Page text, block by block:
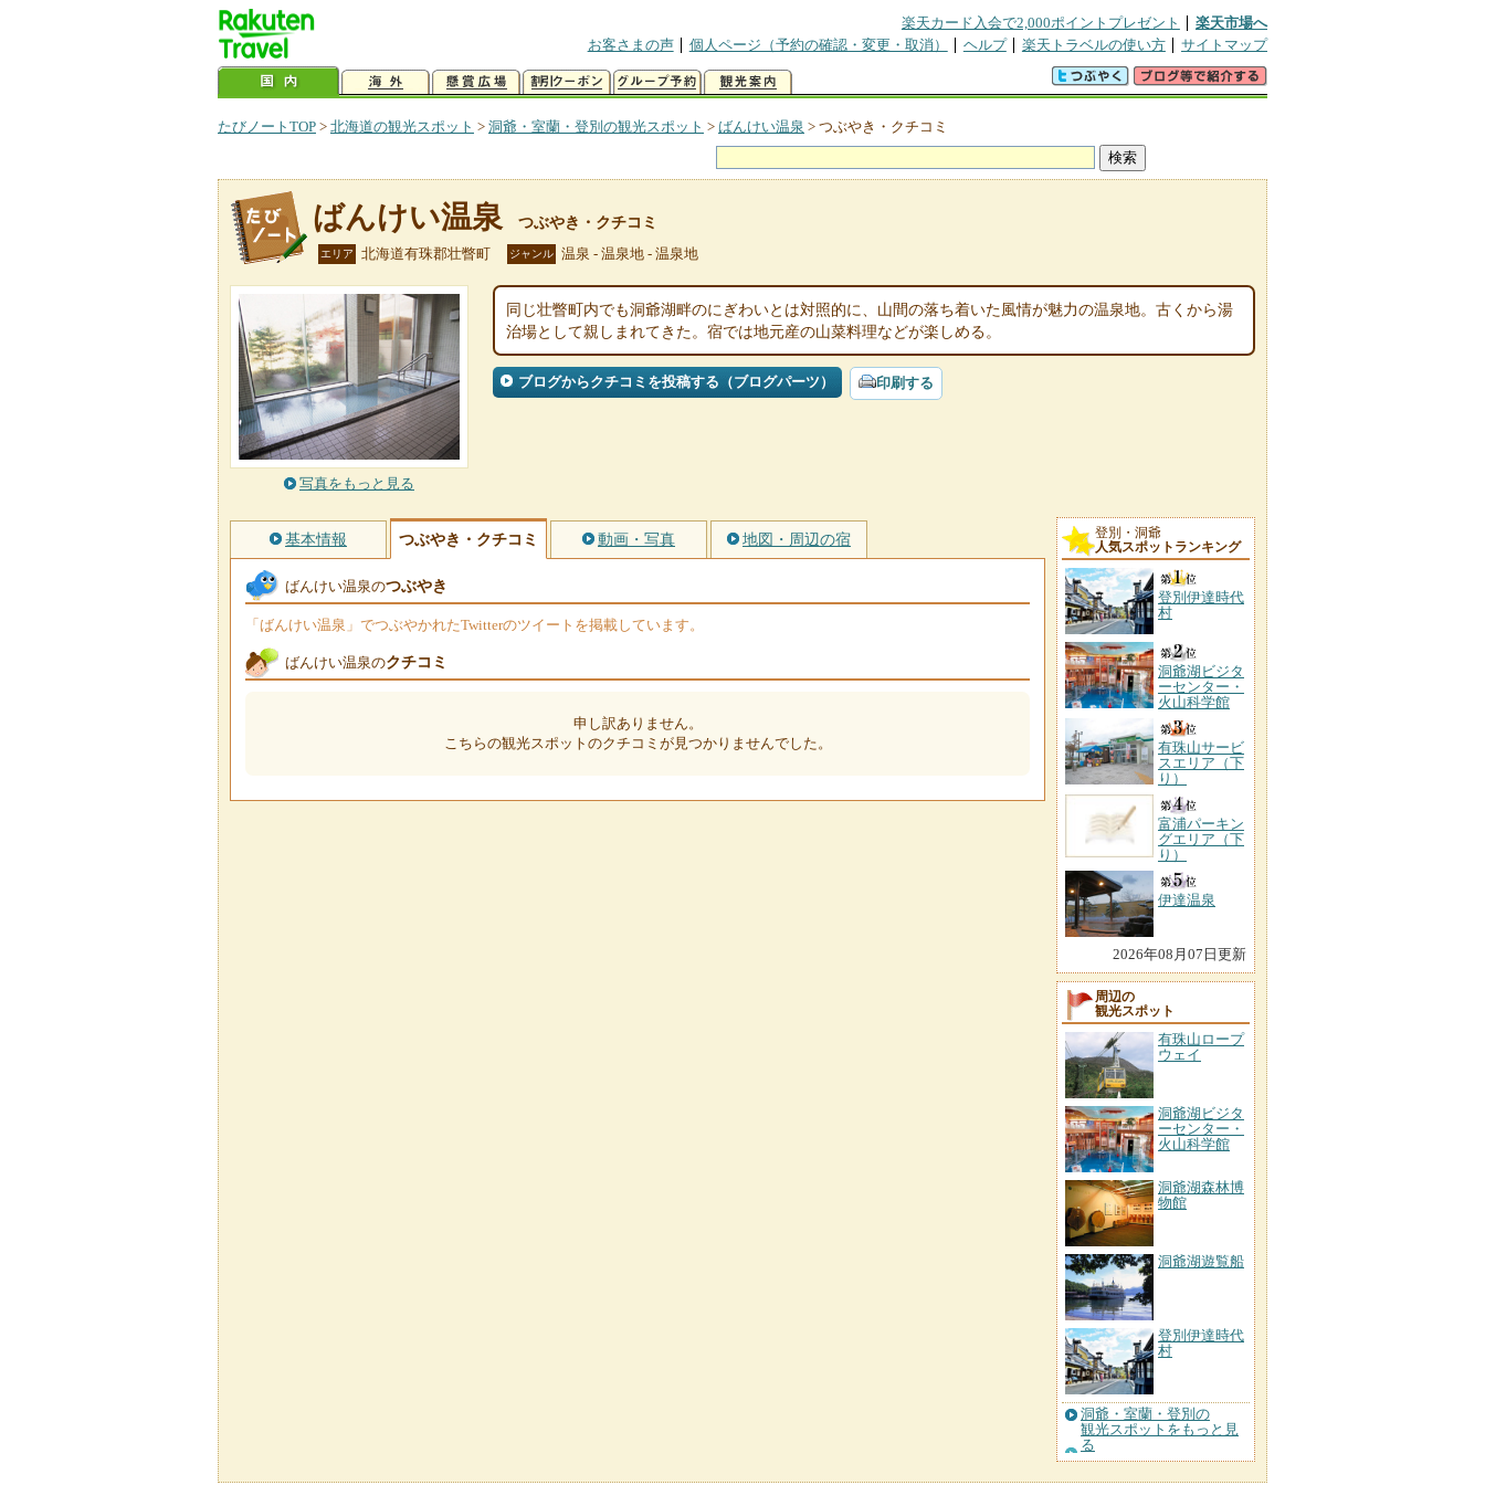
楽天カード入会で2,000ポイントプレゼント
楽天市場へ
お客さまの声
個人ページ（予約の確認・変更・取消） ヘルプ 楽天トラベルの使い方 サイトマップ
たびノートTOP > 北海道の観光スポット > 洞爺・室蘭・登別の観光スポット > ばんけい温泉 > つぶやき・クチコミ
ばんけい温泉 つぶやき・クチコミ
エリア 北海道有珠郡壮瞥町 ジャンル 温泉 - 温泉地 - 温泉地
写真をもっと見る
同じ壮瞥町内でも洞爺湖畔のにぎわいとは対照的に、山間の落ち着いた風情が魅力の温泉地。古くから湯
治場として親しまれてきた。宿では地元産の山菜料理などが楽しめる。
ブログからクチコミを投稿する（ブログパーツ） 印刷する
基本情報 つぶやき・クチコミ 動画・写真 地図・周辺の宿
ばんけい温泉のつぶやき
「ばんけい温泉」でつぶやかれたTwitterのツイートを掲載しています。
ばんけい温泉のクチコミ
申し訳ありません。
こちらの観光スポットのクチコミが見つかりませんでした。
登別・洞爺
人気スポットランキング
登別伊達時代
村
洞爺湖ビジタ
ーセンター・
火山科学館
有珠山サービ
スエリア（下
り）
富浦パーキン
グエリア（下
り）
伊達温泉
2026年08月07日更新
周辺の
観光スポット
有珠山ロープ
ウェイ
洞爺湖ビジタ
ーセンター・
火山科学館
洞爺湖森林博
物館
洞爺湖遊覧船
登別伊達時代
村
洞爺・室蘭・登別の
観光スポットをもっと見
る